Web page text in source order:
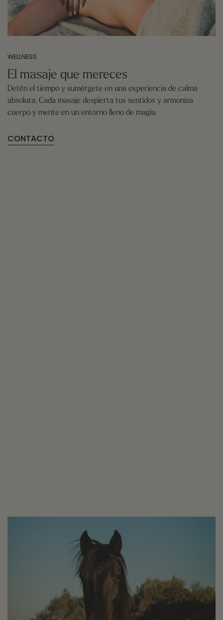
WELLNESS
El masaje que mereces
Detén el tiempo y sumérgete en una experiencia de calma
absoluta. Cada masaje despierta tus sentidos y armoniza
cuerpo y mente en un entorno lleno de magia.
CONTACTO